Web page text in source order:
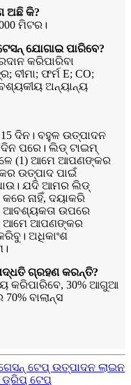
ଅଛି କି?
ମିଟର।
ଯୋଗାଇ ପାରିବେ?
କରିପାରିବା
ଫର୍ମ E; CO;
ଅନ୍ୟାନ୍ୟ
ଦିନ। ବହୁଳ ଉତ୍ପାଦନ
ଦିନ ପରେ। ଲିଡ୍ ଟାଇମ୍
(1) ଆମେ ଆପଣଙ୍କର
ଉତ୍ପାଦ ପାଇଁ
ଯଦି ଆମର ଲିଡ୍
ନାହିଁ, ଦୟାକରି
ଉପରେ
ଆମେ ଆପଣଙ୍କର
ଅଧିକାଂଶ
ଗ୍ରହଣ କରନ୍ତି?
କରିପାରିବେ, 30% ଆଗୁଆ
ବାଲାନ୍ସ
ଟେପ୍ ଉତ୍ପାଦନ ଲାଇନ
ଟେପ୍